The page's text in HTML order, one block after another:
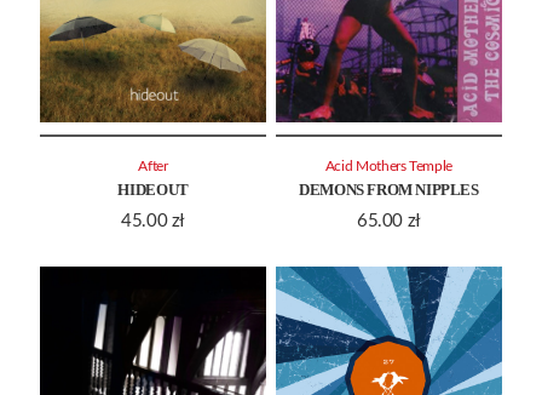
HIDEOUT
45.00 zł
After
DEMONS FROM NIPPLES
65.00 zł
Acid Mothers Temple